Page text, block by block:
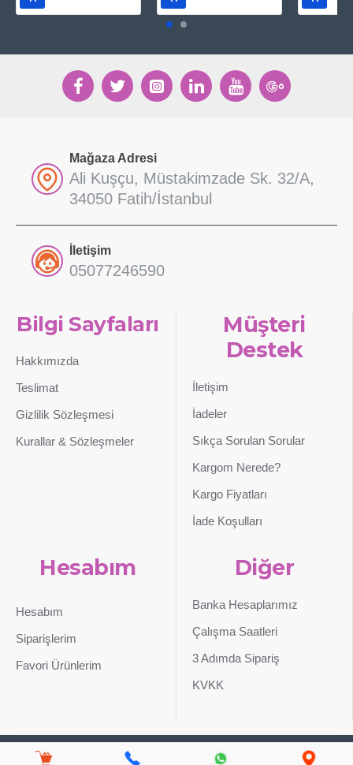
Mağaza Adresi
Ali Kuşçu, Müstakimzade Sk. 32/A,
34050 Fatih/İstanbul
İletişim
05077246590
Bilgi Sayfaları
Hakkımızda
Teslimat
Gizlilik Sözleşmesi
Kurallar & Sözleşmeler
Müşteri
Destek
İletişim
İadeler
Sıkça Sorulan Sorular
Kargom Nerede?
Kargo Fiyatları
İade Koşulları
Hesabım
Hesabım
Siparişlerim
Favori Ürünlerim
Diğer
Banka Hesaplarımız
Çalışma Saatleri
3 Adımda Sipariş
KVKK